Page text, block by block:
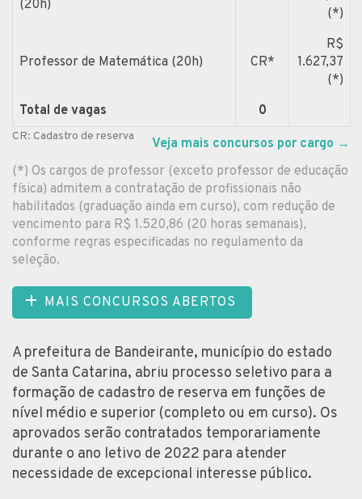
(20h)
(*)
Professor de Matemática (20h) CR*
R$
1.627,37
(*)
Total de vagas
0
CR: Cadastro de reserva Veja mais concursos por cargo →
(*) Os cargos de professor (exceto professor de educação
física) admitem a contratação de profissionais não
habilitados (graduação ainda em curso), com redução de
vencimento para R$ 1.520,86 (20 horas semanais),
conforme regras especificadas no regulamento da
seleção.
MAIS CONCURSOS ABERTOS
A prefeitura de Bandeirante, município do estado
de Santa Catarina, abriu processo seletivo para a
formação de cadastro de reserva em funções de
nível médio e superior (completo ou em curso). Os
aprovados serão contratados temporariamente
durante o ano letivo de 2022 para atender
necessidade de excepcional interesse público.